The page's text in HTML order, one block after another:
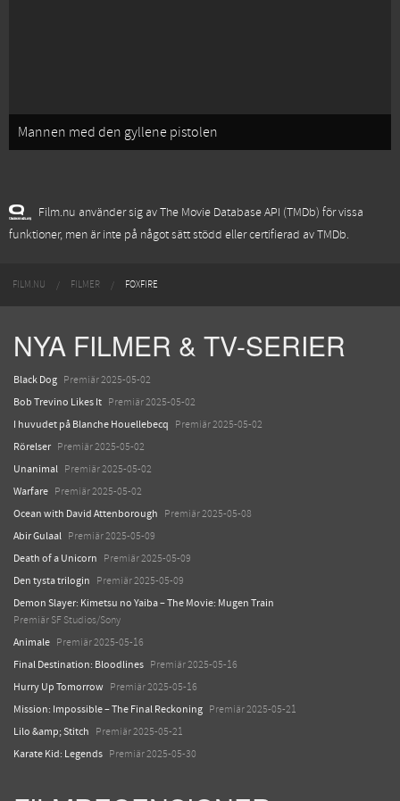
Mannen med den gyllene pistolen
Film.nu använder sig av The Movie Database API (TMDb) för vissa
funktioner, men är inte på något sätt stödd eller certifierad av TMDb.
FILM.NU FILMER FOXFIRE
NYA FILMER & TV-SERIER
Black Dog Premiär 2025-05-02
Bob Trevino Likes It Premiär 2025-05-02
I huvudet på Blanche Houellebecq Premiär 2025-05-02
Rörelser Premiär 2025-05-02
Unanimal Premiär 2025-05-02
Warfare Premiär 2025-05-02
Ocean with David Attenborough Premiär 2025-05-08
Abir Gulaal Premiär 2025-05-09
Death of a Unicorn Premiär 2025-05-09
Den tysta trilogin Premiär 2025-05-09
Demon Slayer: Kimetsu no Yaiba – The Movie: Mugen Train
Premiär SF Studios/Sony
Animale Premiär 2025-05-16
Final Destination: Bloodlines Premiär 2025-05-16
Hurry Up Tomorrow Premiär 2025-05-16
Mission: Impossible – The Final Reckoning Premiär 2025-05-21
Lilo &amp; Stitch Premiär 2025-05-21
Karate Kid: Legends Premiär 2025-05-30